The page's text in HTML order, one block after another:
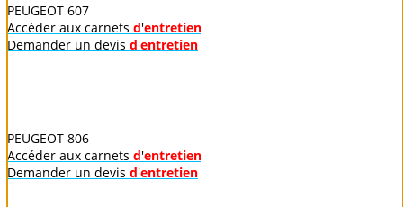
PEUGEOT 607
Accéder aux carnets d'entretien
Demander un devis d'entretien
PEUGEOT 806
Accéder aux carnets d'entretien
Demander un devis d'entretien